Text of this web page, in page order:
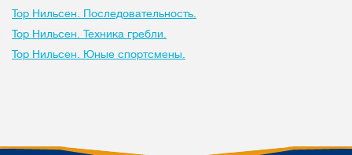
Тор Нильсен. Последовательность.
Тор Нильсен. Техника гребли.
Тор Нильсен. Юные спортсмены.